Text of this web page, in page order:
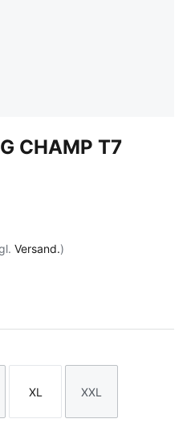
CHAMP T7
Versand.)
Größe
XL
Größe
XXL